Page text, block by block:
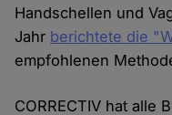
Handschellen und
Jahr berichtete die
empfohlenen
CORRECTIV hat alle